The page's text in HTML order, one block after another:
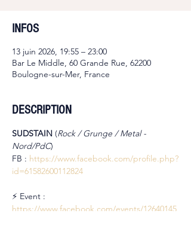
INFOS
13 juin 2026, 19:55 – 23:00
Bar Le Middle, 60 Grande Rue, 62200
Boulogne-sur-Mer, France
DESCRIPTION
SUDSTAIN (Rock / Grunge / Metal -
Nord/PdC)
FB : https://www.facebook.com/profile.php?
id=61582600112824
⚡ Event :
https://www.facebook.com/events/12640145